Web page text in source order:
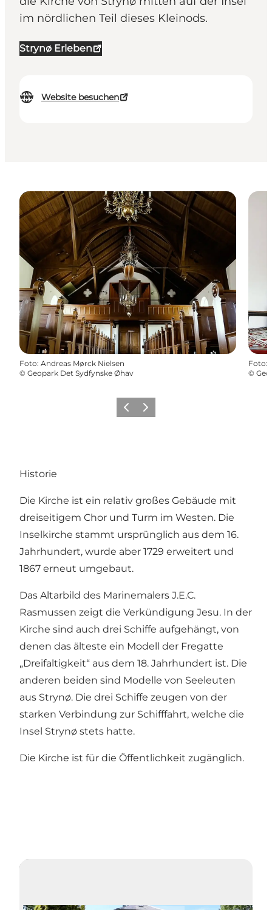
im nördlichen Teil dieses Kleinods.
Strynø Erleben
Website besuchen
Foto: Andreas Mørck Nielsen
© Geopark Det Sydfynske Øhav
Foto:
©
ZurückWeiter
Historie
Die Kirche ist ein relativ großes Gebäude mit
dreiseitigem Chor und Turm im Westen. Die
Inselkirche stammt ursprünglich aus dem 16.
Jahrhundert, wurde aber 1729 erweitert und
1867 erneut umgebaut.
Das Altarbild des Marinemalers J.E.C.
Rasmussen zeigt die Verkündigung Jesu. In der
Kirche sind auch drei Schiffe aufgehängt, von
denen das älteste ein Modell der Fregatte
„Dreifaltigkeit“ aus dem 18. Jahrhundert ist. Die
anderen beiden sind Modelle von Seeleuten
aus Strynø. Die drei Schiffe zeugen von der
starken Verbindung zur Schifffahrt, welche die
Insel Strynø stets hatte.
Die Kirche ist für die Öffentlichkeit zugänglich.